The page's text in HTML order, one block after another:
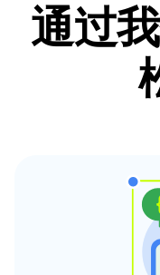
通过